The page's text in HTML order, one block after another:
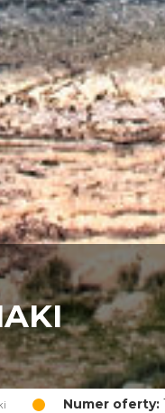
Numer oferty: